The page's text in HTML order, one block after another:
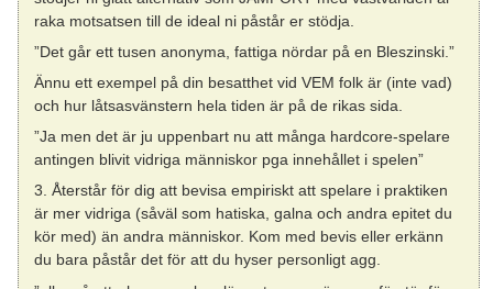
raka motsatsen till de ideal ni påstår er stödja.
”Det går ett tusen anonyma, fattiga nördar på en Bleszinski.”
Ännu ett exempel på din besatthet vid VEM folk är (inte vad)
och hur låtsasvänstern hela tiden är på de rikas sida.
”Ja men det är ju uppenbart nu att många hardcore-spelare
antingen blivit vidriga människor pga innehållet i spelen”
3. Återstår för dig att bevisa empiriskt att spelare i praktiken
är mer vidriga (såväl som hatiska, galna och andra epitet du
kör med) än andra människor. Kom med bevis eller erkänn
du bara påstår det för att du hyser personligt agg.